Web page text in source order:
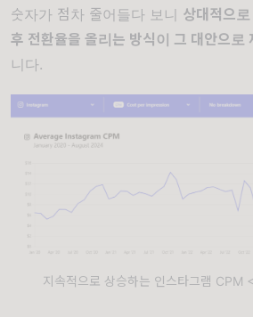
숫자가 점차 줄어들다 보니 상대적으
후 전환율을 올리는 방식이 그 대안으로
니다.
지속적으로 상승하는 인스타그램